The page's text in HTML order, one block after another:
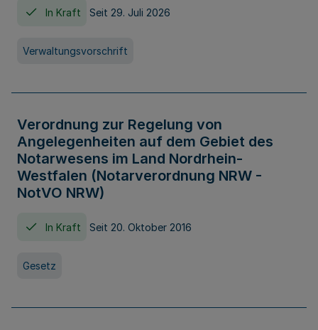
In Kraft Seit 29. Juli 2026
Verwaltungsvorschrift
Verordnung zur Regelung von
Angelegenheiten auf dem Gebiet des
Notarwesens im Land Nordrhein-
Westfalen (Notarverordnung NRW -
NotVO NRW)
In Kraft Seit 20. Oktober 2016
Gesetz